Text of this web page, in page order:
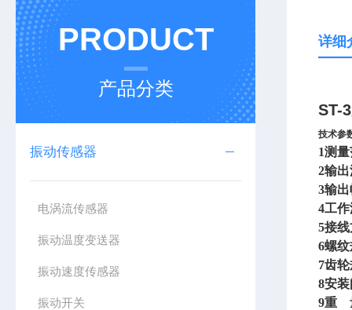
PRODUCT
产品分类
振动传感器
电涡流传感器
振动温度变送器
振动速度传感器
振动开关
详细
ST-
技术参
1测量
2输
3输出
4工
5接
6螺纹
7齿
8安装
9重